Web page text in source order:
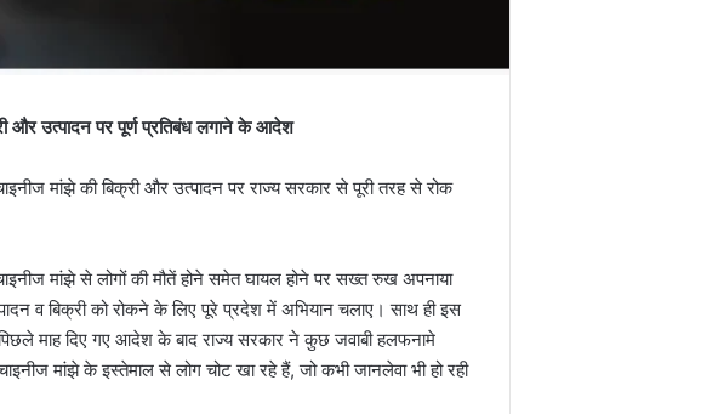
और उत्पादन पर पूर्ण प्रतिबंध लगाने के आदेश
मांझे की बिक्री और उत्पादन पर राज्य सरकार से पूरी तरह से रोक
मांझे से लोगों की मौतें होने समेत घायल होने पर सख्त रुख अपनाया
व बिक्री को रोकने के लिए पूरे प्रदेश में अभियान चलाए। साथ ही इस
माह दिए गए आदेश के बाद राज्य सरकार ने कुछ जवाबी हलफनामे
मांझे के इस्तेमाल से लोग चोट खा रहे हैं, जो कभी जानलेवा भी हो रही